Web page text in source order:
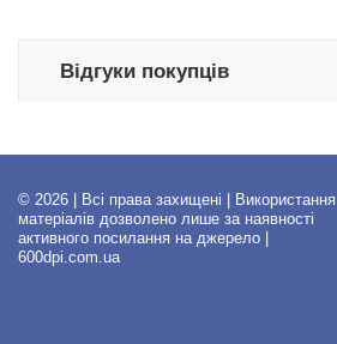
Відгуки покупців
© 2026 | Всі права захищені | Використання
матеріалів дозволено лише за наявності
активного посилання на джерело |
600dpi.com.ua